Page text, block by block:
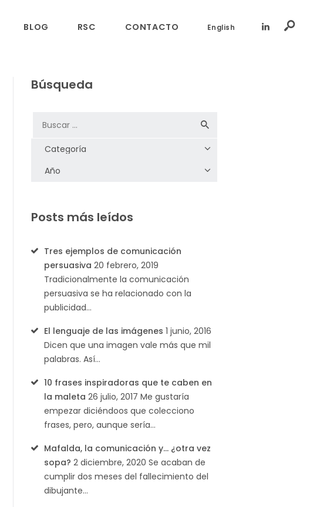
BLOG RSC CONTACTO English
Búsqueda
Posts más leídos
Tres ejemplos de comunicación
persuasiva 20 febrero, 2019
Tradicionalmente la comunicación
persuasiva se ha relacionado con la
publicidad…
El lenguaje de las imágenes 1 junio, 2016
Dicen que una imagen vale más que mil
palabras. Así…
10 frases inspiradoras que te caben en
la maleta 26 julio, 2017 Me gustaría
empezar diciéndoos que colecciono
frases, pero, aunque sería…
Mafalda, la comunicación y… ¿otra vez
sopa? 2 diciembre, 2020 Se acaban de
cumplir dos meses del fallecimiento del
dibujante…